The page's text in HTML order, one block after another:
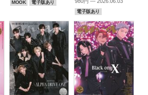
MOOK 電子版あり
電子版あり